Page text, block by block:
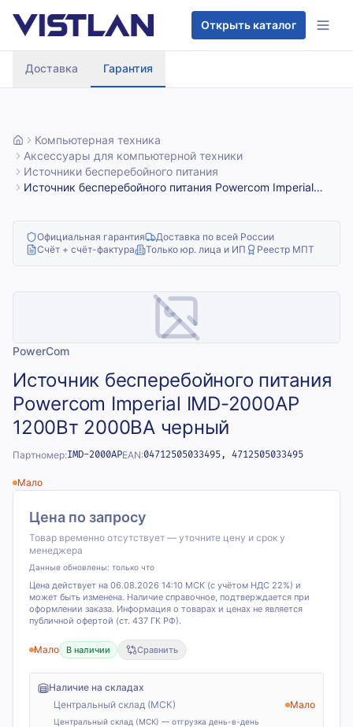
Открыть каталог
Доставка Гарантия
Компьютерная техника
Аксессуары для компьютерной техники
Источники бесперебойного питания
Источник бесперебойного питания Powercom Imperial
Официальная гарантия
Доставка по всей России
Счёт + счёт-фактура
Только юр. лица и ИП Реестр МПТ
PowerCom
Источник бесперебойного питания
Powercom Imperial IMD-2000AP
1200Вт 2000ВА черный
Партномер:IMD-2000APEAN:04712505033495, 4712505033495
Мало
Цена по запросу
Товар временно отсутствует — уточните цену и срок у
менеджера
Данные обновлены: только что
Цена действует на 06.08.2026 14:10 МСК (с учётом НДС 22%) и
может быть изменена. Наличие справочное, подтверждается при
оформлении заказа. Информация о товарах и ценах не является
публичной офертой (ст. 437 ГК РФ).
Мало В наличии Сравнить
Наличие на складах
Центральный склад (МСК)
Мало
Центральный склад (МСК) — отгрузка день-в-день